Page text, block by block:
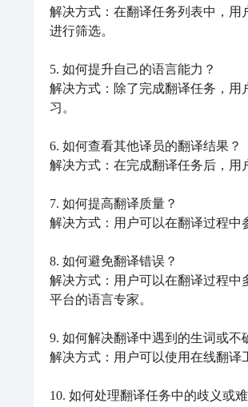
解决方式：在翻译任务列表中，
进行筛选。
5. 如何提升自己的语言能力？
解决方式：除了完成翻译任务，
习。
6. 如何查看其他译员的翻译结果？
解决方式：在完成翻译任务后，用
7. 如何提高翻译质量？
解决方式：用户可以在翻译过程中
8. 如何避免翻译错误？
解决方式：用户可以在翻译过程
平台的语言专家。
9. 如何解决翻译中遇到的生词或不
解决方式：用户可以使用在线翻译
10. 如何处理翻译任务中的歧义或